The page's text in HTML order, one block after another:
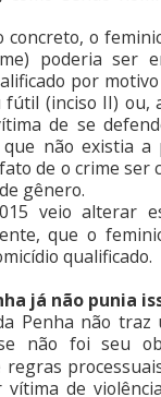
concreto, o
poderia ser
por
fútil (inciso II) ou,
de se
não existia a
de o crime ser
gênero.
veio alterar
que o
qualificado.
já não punia
Penha não traz
não foi seu
regras
de